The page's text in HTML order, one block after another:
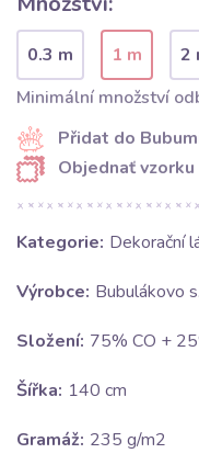
0.3 m 1 m
2
Minimální množství
Přidat do
Objednať vzorku
Kategorie: Dekorační
Výrobce: Bubulákovo
Složení: 75% CO +
Šířka: 140 cm
Gramáž: 235 g/m2